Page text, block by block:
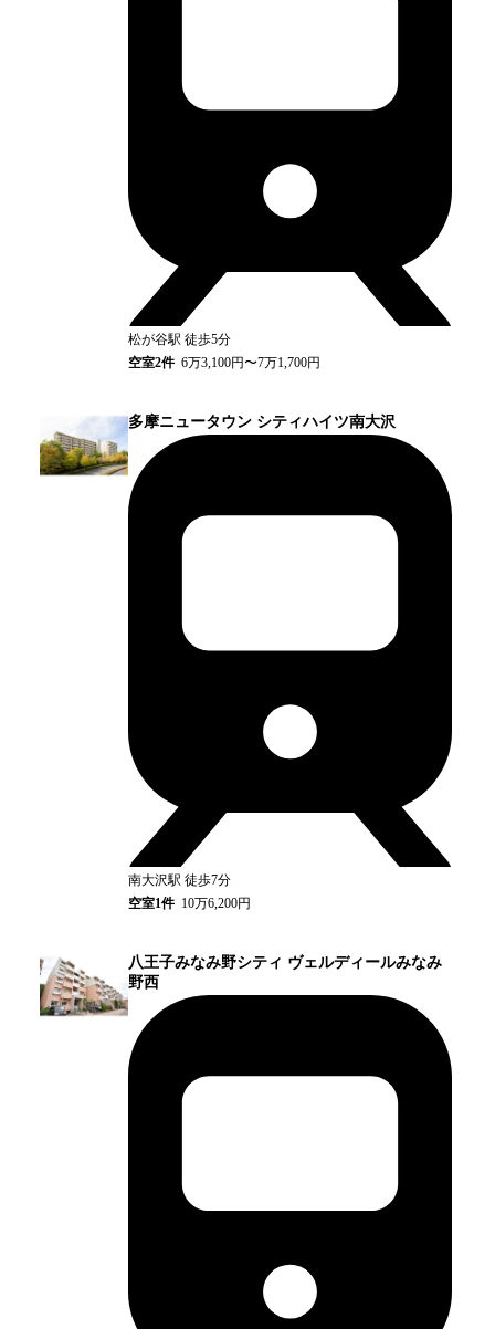
松が谷駅 徒歩5分
空室2件 6万3,100円〜7万1,700円
多摩ニュータウン シティハイツ南大沢
南大沢駅 徒歩7分
空室1件 10万6,200円
八王子みなみ野シティ ヴェルディールみなみ
野西